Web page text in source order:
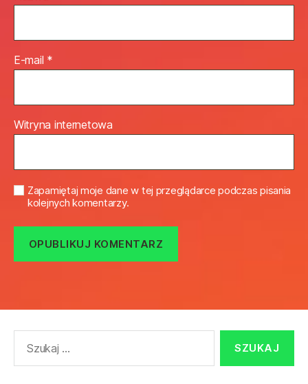
E-mail *
Witryna internetowa
Zapamiętaj moje dane w tej przeglądarce podczas pisania
kolejnych komentarzy.